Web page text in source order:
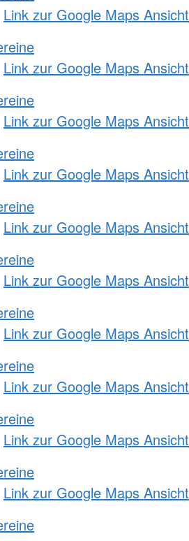
Link zur Google Maps Ansicht
Link zur Google Maps Ansicht
Link zur Google Maps Ansicht
Link zur Google Maps Ansicht
Link zur Google Maps Ansicht
Link zur Google Maps Ansicht
Link zur Google Maps Ansicht
Link zur Google Maps Ansicht
Link zur Google Maps Ansicht
Link zur Google Maps Ansicht